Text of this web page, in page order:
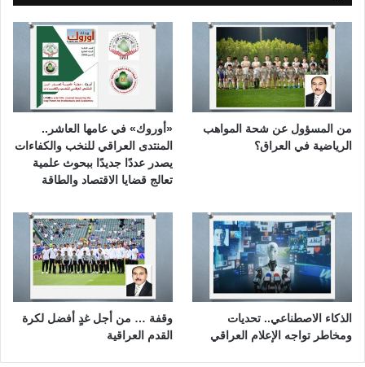
من المسؤول عن شحة المواهب
الرياضية في العراق؟
«أوروك» في عامها العاشر..
المنتدى العراقي للنخب والكفاءات
يصدر عددًا جديدًا ببحوث علمية
تعالج قضايا الاقتصاد والطاقة
الذكاء الاصطناعي.. تحديات
ومخاطر تواجه الإعلام العراقي
وقفة … من أجل غدٍ أفضل لكرة
القدم العراقية